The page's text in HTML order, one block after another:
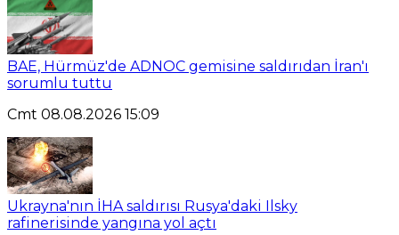
BAE, Hürmüz'de ADNOC gemisine saldırıdan İran'ı
sorumlu tuttu
Cmt 08.08.2026 15:09
Ukrayna'nın İHA saldırısı Rusya'daki Ilsky
rafinerisinde yangına yol açtı